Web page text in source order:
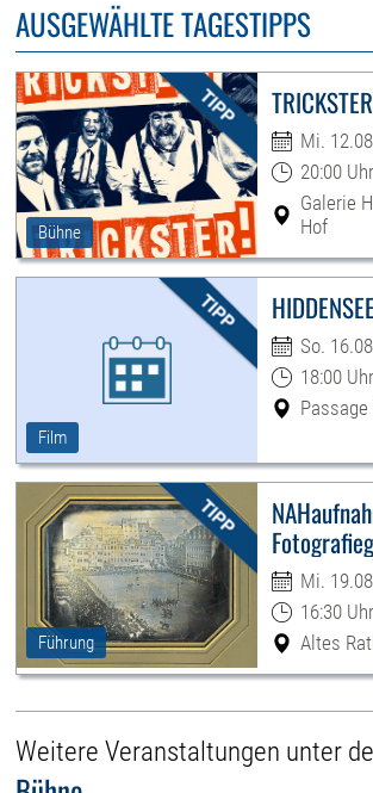
AUSGEWÄHLTE TAGESTIPPS
Bühne
Mi.
20:00 Uhr
Galerie
Hof
Film
HIDDENSEE
So.
18:00 Uhr
Führung
Leipzigs
Mi.
16:30 Uhr
Altes
Weitere Veranstaltungen unter